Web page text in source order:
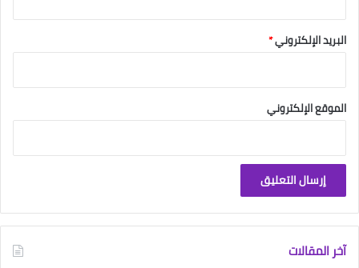
البريد الإلكتروني*
الموقع الإلكتروني
آخر المقالات